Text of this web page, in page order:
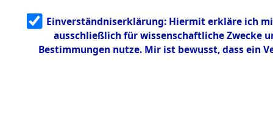
g
5.3.3
Todesmärsch
Einverständniserklärung: Hiermit erkläre ich
ausschließlich für wissenschaftliche Zwecke
Bestimmungen nutze. Mir ist bewusst, dass ein